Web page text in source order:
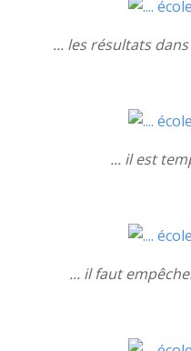
... les résultats
... il est
... il faut